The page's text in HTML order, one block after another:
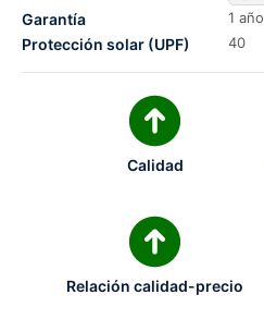
Garantía 1 año
Protección solar (UPF) 40
Calidad
Relación calidad-precio